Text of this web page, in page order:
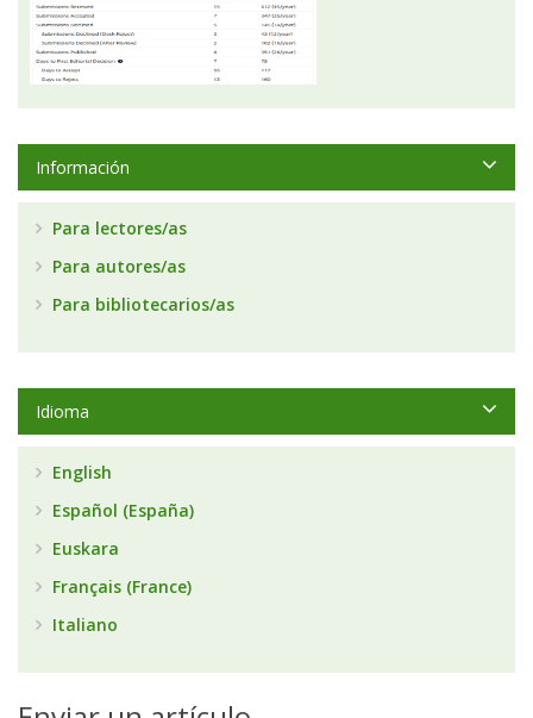
Información
Para lectores/as
Para autores/as
Para bibliotecarios/as
Idioma
English
Español (España)
Euskara
Français (France)
Italiano